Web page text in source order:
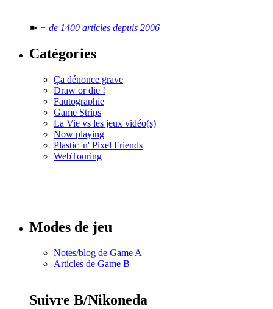
➽ + de 1400 articles depuis 2006
Catégories
Ça dénonce grave
Draw or die !
Fautographie
Game Strips
La Vie vs les jeux vidéo(s)
Now playing
Plastic 'n' Pixel Friends
WebTouring
Modes de jeu
Notes/blog de Game A
Articles de Game B
Suivre B/Nikoneda